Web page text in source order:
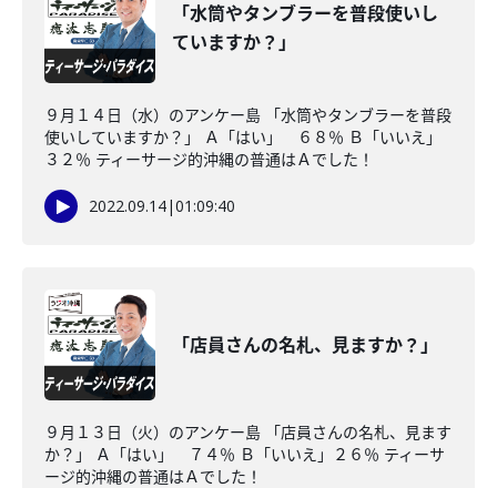
「水筒やタンブラーを普段使いし
ていますか？」
９月１４日（水）のアンケー島 「水筒やタンブラーを普段
使いしていますか？」 Ａ「はい」 ６８％ Ｂ「いいえ」
３２％ ティーサージ的沖縄の普通はＡでした！
2022.09.14|01:09:40
「店員さんの名札、見ますか？」
９月１３日（火）のアンケー島 「店員さんの名札、見ます
か？」 Ａ「はい」 ７４％ Ｂ「いいえ」２６％ ティーサ
ージ的沖縄の普通はＡでした！